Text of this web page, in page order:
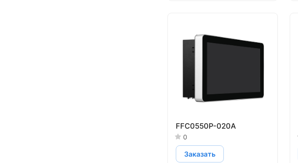
FFC0550P-020A
0
Заказать